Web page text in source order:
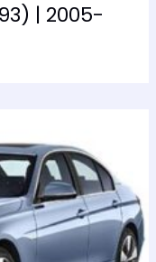
| 2005-